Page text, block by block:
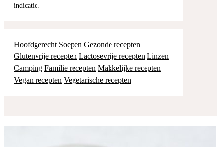
indicatie.
Hoofdgerecht Soepen Gezonde recepten
Glutenvrije recepten Lactosevrije recepten Linzen
Camping Familie recepten Makkelijke recepten
Vegan recepten Vegetarische recepten